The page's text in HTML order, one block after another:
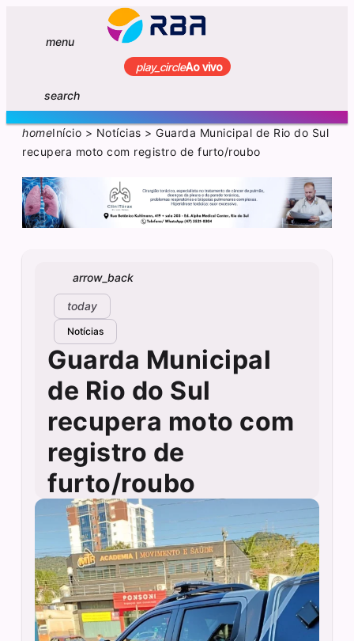
menu
play_circleAo vivo
search
homeInício > Notícias >Guarda Municipal de Rio do Sul
recupera moto com registro de furto/roubo
arrow_back
today
Notícias
Guarda Municipal
de Rio do Sul
recupera moto com
registro de
furto/roubo